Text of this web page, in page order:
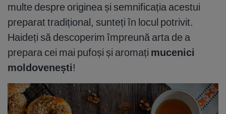
multe despre originea și semnificația acestui
preparat tradițional, sunteți în locul potrivit.
Haideți să descoperim împreună arta de a
prepara cei mai pufoși și aromați mucenici
moldovenești!